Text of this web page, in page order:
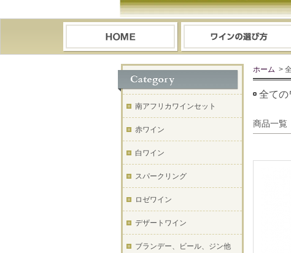
ホーム >
全ての
商品一覧
南アフリカワインセット
赤ワイン
白ワイン
スパークリング
ロゼワイン
デザートワイン
ブランデー、ビール、ジン他